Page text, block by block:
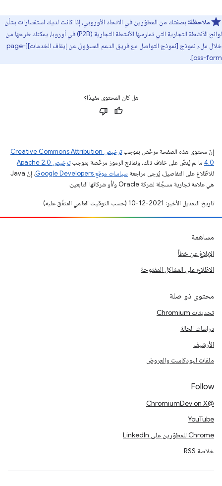
ملاحظة: بصفتك من المطوّرين في الاتحاد الأوروبي، إذا كانت لديك استفسارات بشأن
لوائح الأنشطة التجارية التي تمارسها الأنشطة التجارية (P2B) في أوروبا، يمكنك طرحها من
خلال ملء نموذج [نموذج التواصل مع فريق الدعم المسؤول عن إيقاف الخدمات][page-
oss-form].
هل كان المحتوى مفيدًا؟
إنّ محتوى هذه الصفحة مرخّص بموجب
ترخيص Creative Commons Attribution
4.0‏ ما لم يُنصّ على خلاف ذلك، ونماذج الرموز مرخّصة بموجبترخيص Apache 2.0‏
.
للاطّلاع على التفاصيل، يُرجى مراجعة سياسات موقع Google Developers‏
. إنّ Java
هي علامة تجارية مسجَّلة لشركة Oracle و/أو شركائها التابعين.
تاريخ التعديل الأخير: 2021-12-10 (حسب التوقيت العالمي المتفَّق عليه)
مساهمة
الإبلاغ عن خطأ
الاطّلاع على المشاكل المفتوحة
محتوى ذو صلة
تحديثات Chromium
دراسات الحالة
الأرشيف
ملفات البودكاست والعروض
Follow
@ChromiumDev on X
YouTube
Chrome للمطوّرين على LinkedIn
خلاصة RSS